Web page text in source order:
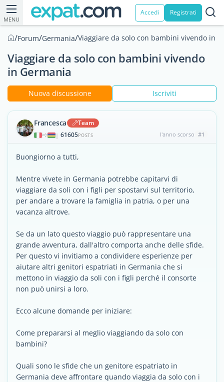
MENU
Accedi Registrati
/Forum/Germania/Viaggiare da solo con bambini vivendo in
Viaggiare da solo con bambini vivendo
in Germania
Nuova discussione Iscriviti
Francesca Team
| 61605POSTS l'anno scorso #1
Buongiorno a tutti,
Mentre vivete in Germania potrebbe capitarvi di
viaggiare da soli con i figli per spostarvi sul territorio,
per andare a trovare la famiglia in patria, o per una
vacanza altrove.
Se da un lato questo viaggio può rappresentare una
grande avventura, dall'altro comporta anche delle sfide.
Per questo vi invitiamo a condividere esperienze per
aiutare altri genitori espatriati in Germania che si
mettono in viaggio da soli con i figli perché il consorte
non può unirsi a loro.
Ecco alcune domande per iniziare:
Come prepararsi al meglio viaggiando da solo con
bambini?
Quali sono le sfide che un genitore espatriato in
Germania deve affrontare quando viaggia da solo con i